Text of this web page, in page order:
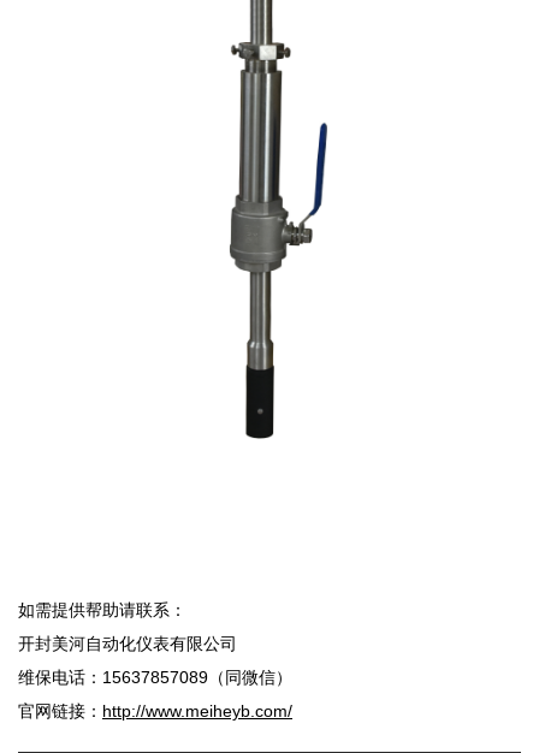
如需提供帮助请联系：
开封美河自动化仪表有限公司
维保电话：15637857089（同微信）
官网链接： http://www.meiheyb.com/